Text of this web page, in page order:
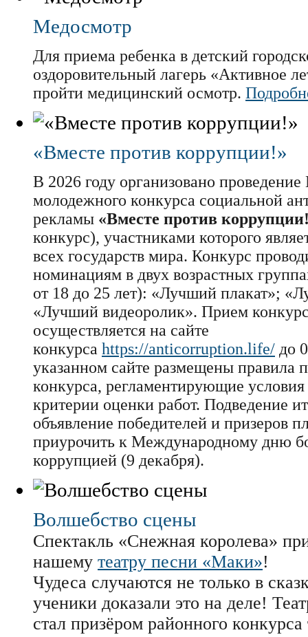
Медосмотр
Для приема ребенка в детский
оздоровительный лагерь «Активное
пройти медицинский осмотр.
«Вместе против коррупции!»
В 2026 году организовано
молодежного конкурса социальной
рекламы «Вместе против
конкурс), участниками которого
всех государств мира. Конкурс
номинациям в двух возрастных
от 18 до 25 лет): «Лучший плакат»;
«Лучший видеоролик». Прием
осуществляется на сайте
конкурса https://anticorruption.life/ до
указанном сайте размещены правила
конкурса, регламентирующие условия
критерии оценки работ. Подведение
объявление победителей и призеров
приурочить к Международному дню
коррупцией (9 декабря).
Волшебство сцены
Спектакль «Снежная королева»
нашему театру песни «Маки»!
Чудеса случаются не только в
ученики доказали это на деле!
стал призёром районного